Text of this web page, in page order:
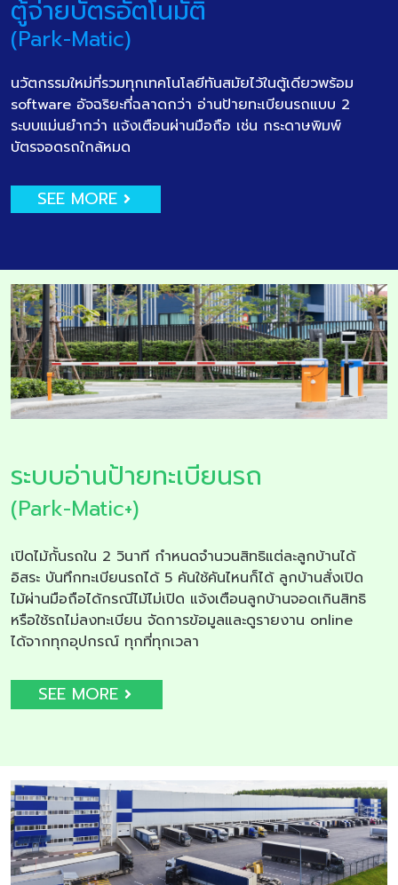
ตู้จ่ายบัตรอัตโนมัติ
(Park-Matic)
นวัตกรรมใหม่ที่รวมทุกเทคโนโลยีทันสมัยไว้ในตู้เดียวพร้อม
software อัจฉริยะที่ฉลาดกว่า อ่านป้ายทะเบียนรถแบบ 2
ระบบแม่นยำกว่า แจ้งเตือนผ่านมือถือ เช่น กระดาษพิมพ์
บัตรจอดรถใกล้หมด
SEE MORE
ระบบอ่านป้ายทะเบียนรถ
(Park-Matic+)
เปิดไม้กั้นรถใน 2 วินาที กำหนดจำนวนสิทธิแต่ละลูกบ้านได้
อิสระ บันทึกทะเบียนรถได้ 5 คันใช้คันไหนก็ได้ ลูกบ้านสั่งเปิด
ไม้ผ่านมือถือได้กรณีไม้ไม่เปิด แจ้งเตือนลูกบ้านจอดเกินสิทธิ
หรือใช้รถไม่ลงทะเบียน จัดการข้อมูลและดูรายงาน online
ได้จากทุกอุปกรณ์ ทุกที่ทุกเวลา
SEE MORE